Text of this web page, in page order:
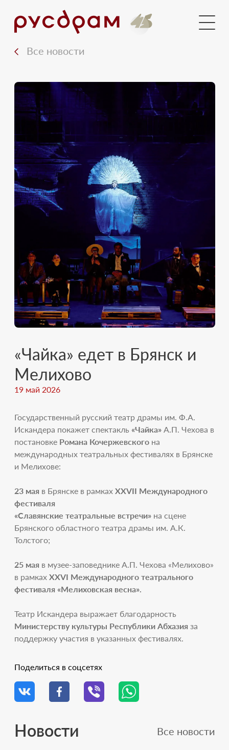
Документы
Вход
Все новости
«Чайка» едет в Брянск и
Мелихово
19 май 2026
Государственный русский театр драмы им. Ф.А.
Искандера покажет спектакль «Чайка»А.П. Чехова в
постановке Романа Кочержевскогона
международных театральных фестивалях в Брянске
и Мелихове:
23 мая в Брянске в рамках ХХVII Международного
фестиваля
«Славянские театральные встречи» на сцене
Брянского областного театра драмы им. А.К.
Толстого;
25 мая в музее-заповеднике А.П. Чехова «Мелихово»
в рамках XXVI Международного театрального
фестиваля «Мелиховская весна».
Театр Искандера выражает благодарность
Министерству культуры Республики Абхазия за
поддержку участия в указанных фестивалях.
Поделиться в соцсетях
Новости Все новости